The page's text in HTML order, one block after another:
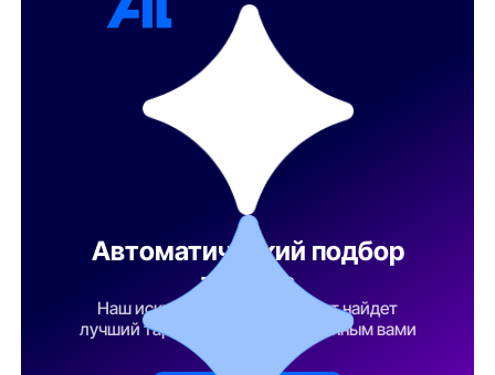
Автоматический подбор
тарифа
Наш искусственный интеллект найдет
лучший тарифный план по указанным вами